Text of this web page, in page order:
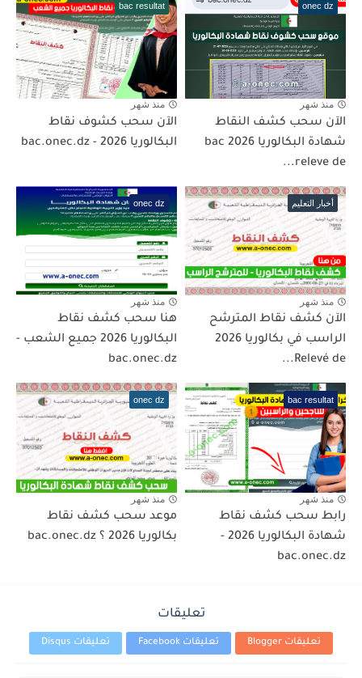
onec dz
منذ شهر
الآن سحب كشف النقاط
شهادة البكالوريا 2026 bac
releve de...
bac resultat
منذ شهر
الآن سحب كشوف نقاط
البكالوريا 2026 - bac.onec.dz
أخبار التعليم
منذ شهر
الآن كشف نقاط المترشح
الراسب في بكالوريا 2026
Relevé de...
onec dz
منذ شهر
هنا سحب كشف نقاط
البكالوريا 2026 جميع الشعب -
bac.onec.dz
bac resultat
منذ شهر
رابط سحب كشف نقاط
شهادة البكالوريا 2026 -
bac.onec.dz
onec dz
منذ شهر
موعد سحب كشف نقاط
بكالوريا 2026 ؟ bac.onec.dz
تعليقات
تعليقات Blogger تعليقات Facebook تعليقات Disqus